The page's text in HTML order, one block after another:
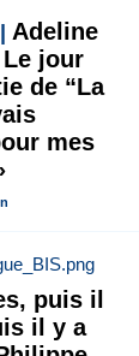
Adeline
jour
de “La
mes
puis il
il y a